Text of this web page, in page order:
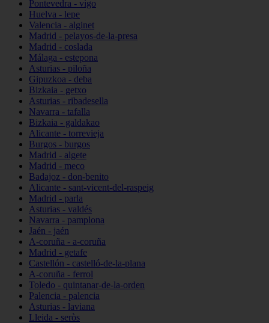
Pontevedra - vigo
Huelva - lepe
Valencia - alginet
Madrid - pelayos-de-la-presa
Madrid - coslada
Málaga - estepona
Asturias - piloña
Gipuzkoa - deba
Bizkaia - getxo
Asturias - ribadesella
Navarra - tafalla
Bizkaia - galdakao
Alicante - torrevieja
Burgos - burgos
Madrid - algete
Madrid - meco
Badajoz - don-benito
Alicante - sant-vicent-del-raspeig
Madrid - parla
Asturias - valdés
Navarra - pamplona
Jaén - jaén
A-coruña - a-coruña
Madrid - getafe
Castellón - castelló-de-la-plana
A-coruña - ferrol
Toledo - quintanar-de-la-orden
Palencia - palencia
Asturias - laviana
Lleida - seròs